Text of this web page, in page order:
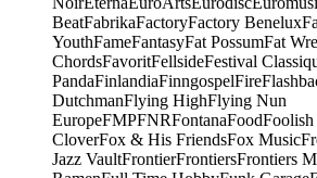
BeatFabrikaFactoryFactory Benelux
YouthFameFantasyFat PossumFat
ChordsFavoritFellsideFestival
PandaFinlandiaFinngospelFire
DutchmanFlying HighFlying Nun
EuropeFMPFNRFontanaFood
CloverFox & His FriendsFox Music
Jazz VaultFrontierFrontiersFrontiers